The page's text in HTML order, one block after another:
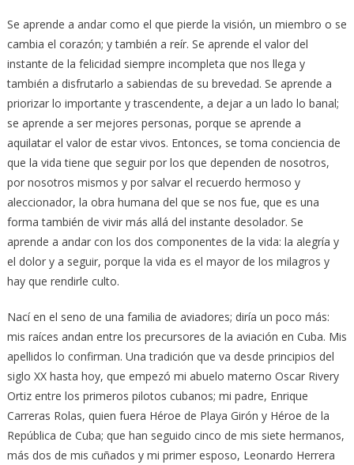
Se aprende a andar como el que pierde la visión, un miembro o se
cambia el corazón; y también a reír. Se aprende el valor del
instante de la felicidad siempre incompleta que nos llega y
también a disfrutarlo a sabiendas de su brevedad. Se aprende a
priorizar lo importante y trascendente, a dejar a un lado lo banal;
se aprende a ser mejores personas, porque se aprende a
aquilatar el valor de estar vivos. Entonces, se toma conciencia de
que la vida tiene que seguir por los que dependen de nosotros,
por nosotros mismos y por salvar el recuerdo hermoso y
aleccionador, la obra humana del que se nos fue, que es una
forma también de vivir más allá del instante desolador. Se
aprende a andar con los dos componentes de la vida: la alegría y
el dolor y a seguir, porque la vida es el mayor de los milagros y
hay que rendirle culto.
Nací en el seno de una familia de aviadores; diría un poco más:
mis raíces andan entre los precursores de la aviación en Cuba. Mis
apellidos lo confirman. Una tradición que va desde principios del
siglo XX hasta hoy, que empezó mi abuelo materno Oscar Rivery
Ortiz entre los primeros pilotos cubanos; mi padre, Enrique
Carreras Rolas, quien fuera Héroe de Playa Girón y Héroe de la
República de Cuba; que han seguido cinco de mis siete hermanos,
más dos de mis cuñados y mi primer esposo, Leonardo Herrera